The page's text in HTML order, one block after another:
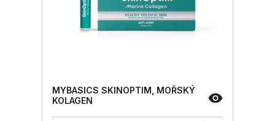
MYBASICS SKINOPTIM, MOŘSKÝ
KOLAGEN